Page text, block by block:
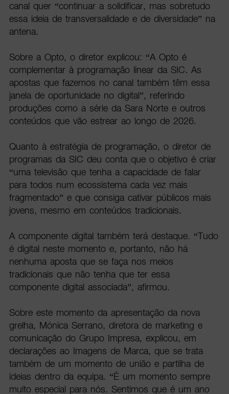
canal quer “continuar a solidificar, mas sobretudo
essa ideia de transversalidade e de diversidade” na
antena.
Sobre a Opto, o diretor explicou: “A Opto é
complementar à programação linear da SIC. As
apostas que fazemos no canal também têm essa
janela de oportunidade no digital”, referindo
produções como a série da Sara Norte e outros
conteúdos que vão estrear ao longo de 2026.
Quanto à estratégia de programação, o diretor de
programas da SIC deu conta que o objetivo é criar
“uma televisão que tenha a capacidade de falar
para todos num ecossistema cada vez mais
fragmentado” e que consiga cativar públicos mais
jovens, mesmo em conteúdos tradicionais.
A componente digital também terá destaque. “Tudo
é digital neste momento e, portanto, não há
nenhuma aposta que se faça nos meios
tradicionais que não tenha que ter essa
componente digital associada”, afirmou.
Sobre este momento da apresentação da nova
grelha, Mónica Serrano, diretora de marketing e
comunicação do Grupo Impresa, explicou, em
declarações ao Imagens de Marca, que se trata
também de um momento de união e partilha de
ideias dentro da equipa. “É um momento sempre
muito especial para nós. Sentimos que é um ano